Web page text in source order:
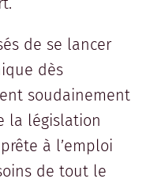
de se lancer
dès
soudainement
la législation
à l’emploi
de tout le